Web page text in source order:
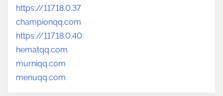
https://117.18.0.37
championqq.com
https://117.18.0.40
hematqq.com
murniqq.com
menuqq.com